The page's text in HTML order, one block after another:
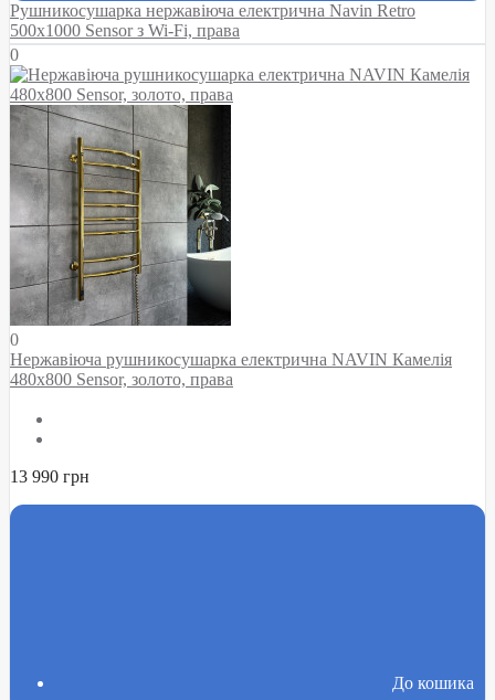
Рушникосушарка нержавіюча електрична Navin Retro
500х1000 Sensor з Wi-Fi, права
0
0
Нержавіюча рушникосушарка електрична NAVIN Камелія
480х800 Sensor, золото, права
13 990 грн
До кошика